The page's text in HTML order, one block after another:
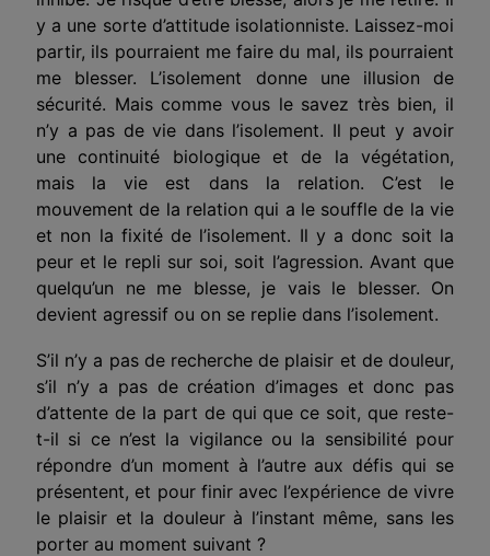
y a une sorte d’attitude isolationniste. Laissez-moi
partir, ils pourraient me faire du mal, ils pourraient
me blesser. L’isolement donne une illusion de
sécurité. Mais comme vous le savez très bien, il
n’y a pas de vie dans l’isolement. Il peut y avoir
une continuité biologique et de la végétation,
mais la vie est dans la relation. C’est le
mouvement de la relation qui a le souffle de la vie
et non la fixité de l’isolement. Il y a donc soit la
peur et le repli sur soi, soit l’agression. Avant que
quelqu’un ne me blesse, je vais le blesser. On
devient agressif ou on se replie dans l’isolement.
S’il n’y a pas de recherche de plaisir et de douleur,
s’il n’y a pas de création d’images et donc pas
d’attente de la part de qui que ce soit, que reste-
t-il si ce n’est la vigilance ou la sensibilité pour
répondre d’un moment à l’autre aux défis qui se
présentent, et pour finir avec l’expérience de vivre
le plaisir et la douleur à l’instant même, sans les
porter au moment suivant ?